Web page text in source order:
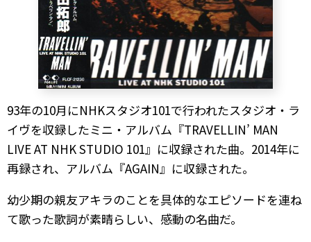
93年の10月にNHKスタジオ101で行われたスタジオ・ラ
イヴを収録したミニ・アルバム『TRAVELLIN’ MAN
LIVE AT NHK STUDIO 101』に収録された曲。2014年に
再録され、アルバム『AGAIN』に収録された。
幼少期の親友アキラのことを具体的なエピソードを連ね
て歌った歌詞が素晴らしい、感動の名曲だ。